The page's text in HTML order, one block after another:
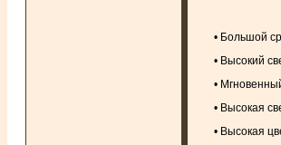
• Большой
• Высокий
•
• Высокая
• Высокая